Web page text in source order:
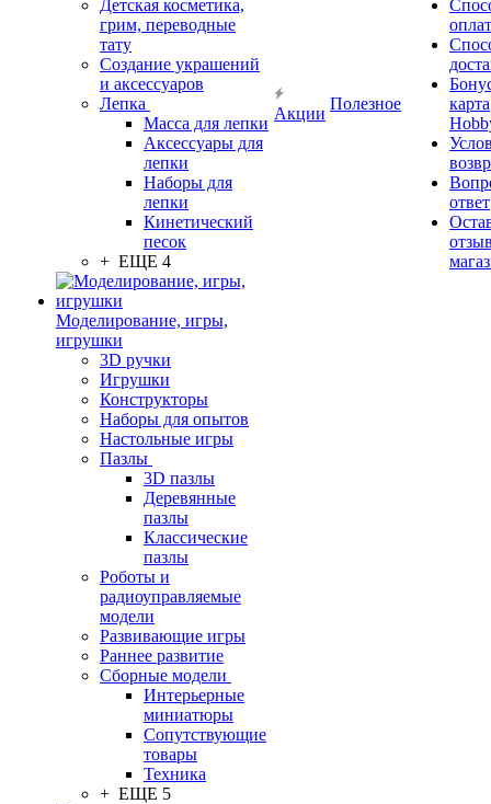
Детская косметика,
грим, переводные
тату
Создание украшений
и аксессуаров
Лепка
Масса для лепки
Аксессуары для
лепки
Наборы для
лепки
Кинетический
песок
+ ЕЩЕ 4
Моделирование, игры,
игрушки
3D ручки
Игрушки
Конструкторы
Наборы для опытов
Настольные игры
Пазлы
3D пазлы
Деревянные
пазлы
Классические
пазлы
Роботы и
радиоуправляемые
модели
Развивающие игры
Раннее развитие
Сборные модели
Интерьерные
миниатюры
Сопутствующие
товары
Техника
+ ЕЩЕ 5
Акции
Полезное
карта
ответ